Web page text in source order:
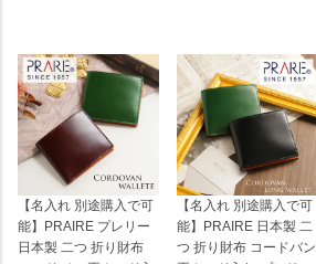
【名入れ 別途購入で可
能】PRAIRE プレリー
日本製 二つ 折り財布
【名入れ 別途購入で可
能】PRAIRE 日本製 二
つ 折り財布 コードバン